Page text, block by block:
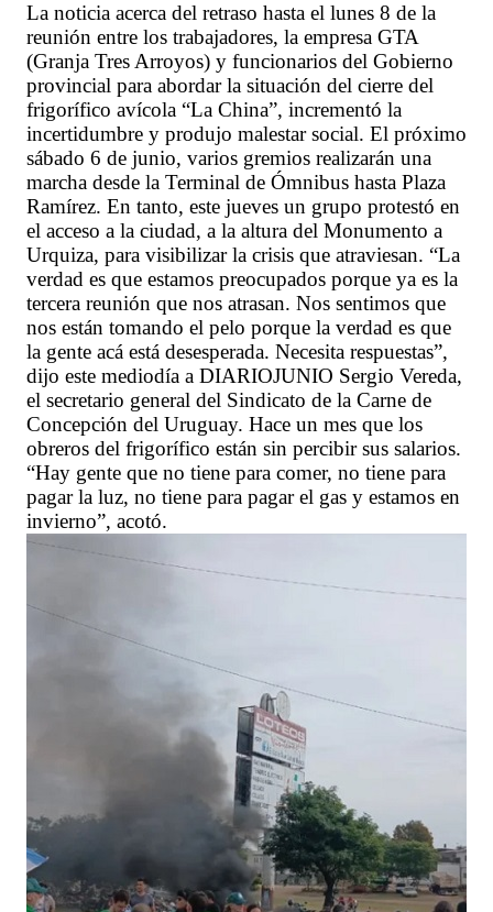
La noticia acerca del retraso hasta el lunes 8 de la
reunión entre los trabajadores, la empresa GTA
(Granja Tres Arroyos) y funcionarios del Gobierno
provincial para abordar la situación del cierre del
frigorífico avícola “La China”, incrementó la
incertidumbre y produjo malestar social. El próximo
sábado 6 de junio, varios gremios realizarán una
marcha desde la Terminal de Ómnibus hasta Plaza
Ramírez. En tanto, este jueves un grupo protestó en
el acceso a la ciudad, a la altura del Monumento a
Urquiza, para visibilizar la crisis que atraviesan. “La
verdad es que estamos preocupados porque ya es la
tercera reunión que nos atrasan. Nos sentimos que
nos están tomando el pelo porque la verdad es que
la gente acá está desesperada. Necesita respuestas”,
dijo este mediodía a DIARIOJUNIO Sergio Vereda,
el secretario general del Sindicato de la Carne de
Concepción del Uruguay. Hace un mes que los
obreros del frigorífico están sin percibir sus salarios.
“Hay gente que no tiene para comer, no tiene para
pagar la luz, no tiene para pagar el gas y estamos en
invierno”, acotó.